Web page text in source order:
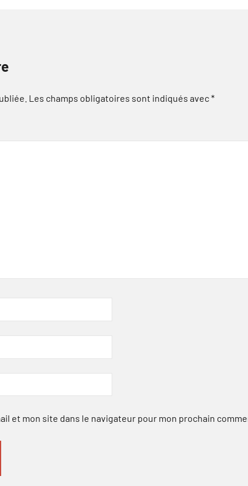
Les champs obligatoires sont indiqués avec*
et mon site dans le navigateur pour mon prochain